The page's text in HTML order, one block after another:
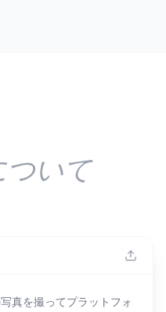
ついて
真を撮ってプラットフォ